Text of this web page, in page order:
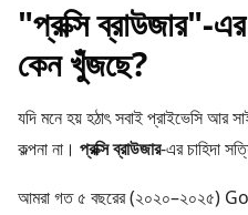
"প্রক্সি ব্রাউজার"-
কেন খুঁজছে?
যদি মনে হয় হঠাৎ সবাই প্রাইভেসি আর
কল্পনা না। প্রক্সি ব্রাউজার-এর চাহিদা
আমরা গত ৫ বছরের (২০২০–২০২৫)